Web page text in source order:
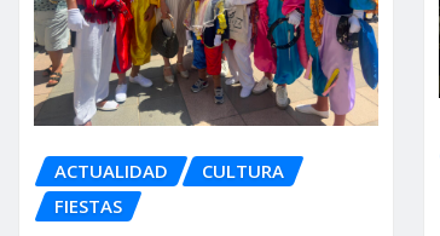
ACTUALIDAD
CULTURA
FIESTAS